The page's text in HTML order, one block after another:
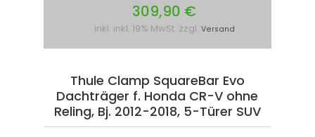
309,90 €
inkl. inkl. 19% MwSt. zzgl. Versand
Thule Clamp SquareBar Evo
Dachträger f. Honda CR-V ohne
Reling, Bj. 2012-2018, 5-Türer SUV